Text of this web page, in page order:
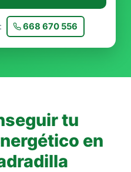
668 670 556
tu
en